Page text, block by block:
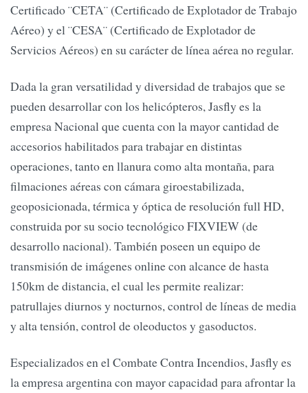
Certificado ¨CETA¨ (Certificado de Explotador de Trabajo
Aéreo) y el ¨CESA¨ (Certificado de Explotador de
Servicios Aéreos) en su carácter de línea aérea no regular.
Dada la gran versatilidad y diversidad de trabajos que se
pueden desarrollar con los helicópteros, Jasfly es la
empresa Nacional que cuenta con la mayor cantidad de
accesorios habilitados para trabajar en distintas
operaciones, tanto en llanura como alta montaña, para
filmaciones aéreas con cámara giroestabilizada,
geoposicionada, térmica y óptica de resolución full HD,
construida por su socio tecnológico FIXVIEW (de
desarrollo nacional). También poseen un equipo de
transmisión de imágenes online con alcance de hasta
150km de distancia, el cual les permite realizar:
patrullajes diurnos y nocturnos, control de líneas de media
y alta tensión, control de oleoductos y gasoductos.
Especializados en el Combate Contra Incendios, Jasfly es
la empresa argentina con mayor capacidad para afrontar la